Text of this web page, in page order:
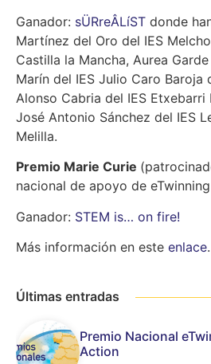
Ganador: sÜRreÂLíST donde
Martínez del Oro del IES
Castilla la Mancha, Aurea
Marín del IES Julio Caro Baroja
Alonso Cabria del IES Etxebarri
José Antonio Sánchez del IES
Melilla.
Premio Marie Curie
nacional de apoyo de
Ganador: STEM is… on fire!
Más información en este enlace.
Últimas entradas
Premio Nacional
Action